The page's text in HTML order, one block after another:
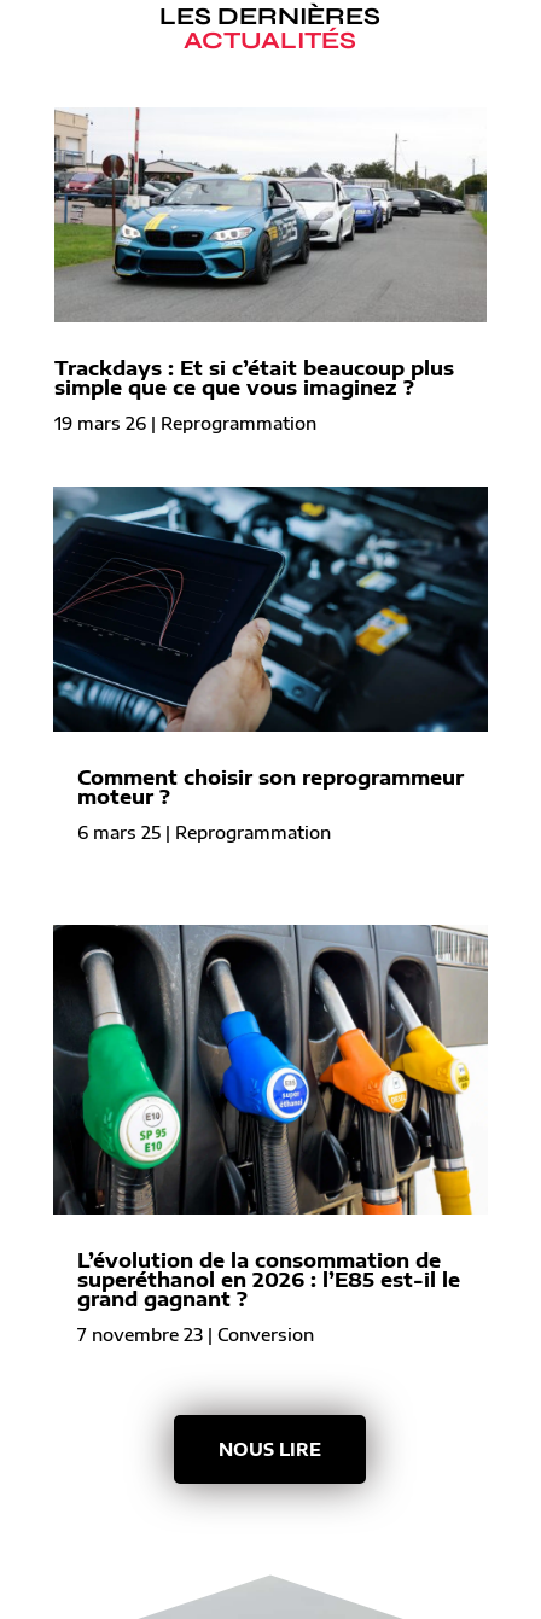
LES DERNIÈRES
ACTUALITÉS
Trackdays : Et si c’était beaucoup plus
simple que ce que vous imaginez ?
19 mars 26| Reprogrammation
Comment choisir son reprogrammeur
moteur ?
6 mars 25| Reprogrammation
L’évolution de la consommation de
superéthanol en 2026 : l’E85 est-il le
grand gagnant ?
7 novembre 23| Conversion
NOUS LIRE